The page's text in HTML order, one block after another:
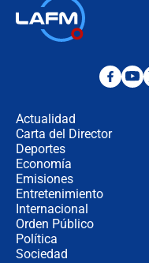
Actualidad
Carta del Director
Deportes
Economía
Emisiones
Entretenimiento
Internacional
Orden Público
Política
Sociedad